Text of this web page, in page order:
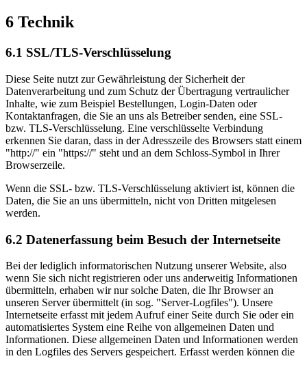
6 Technik
6.1 SSL/TLS-Verschlüsselung
Diese Seite nutzt zur Gewährleistung der Sicherheit der
Datenverarbeitung und zum Schutz der Übertragung vertraulicher
Inhalte, wie zum Beispiel Bestellungen, Login-Daten oder
Kontaktanfragen, die Sie an uns als Betreiber senden, eine SSL-
bzw. TLS-Verschlüsselung. Eine verschlüsselte Verbindung
erkennen Sie daran, dass in der Adresszeile des Browsers statt einem
"http://" ein "https://" steht und an dem Schloss-Symbol in Ihrer
Browserzeile.
Wenn die SSL- bzw. TLS-Verschlüsselung aktiviert ist, können die
Daten, die Sie an uns übermitteln, nicht von Dritten mitgelesen
werden.
6.2 Datenerfassung beim Besuch der Internetseite
Bei der lediglich informatorischen Nutzung unserer Website, also
wenn Sie sich nicht registrieren oder uns anderweitig Informationen
übermitteln, erhaben wir nur solche Daten, die Ihr Browser an
unseren Server übermittelt (in sog. "Server-Logfiles"). Unsere
Internetseite erfasst mit jedem Aufruf einer Seite durch Sie oder ein
automatisiertes System eine Reihe von allgemeinen Daten und
Informationen. Diese allgemeinen Daten und Informationen werden
in den Logfiles des Servers gespeichert. Erfasst werden können die